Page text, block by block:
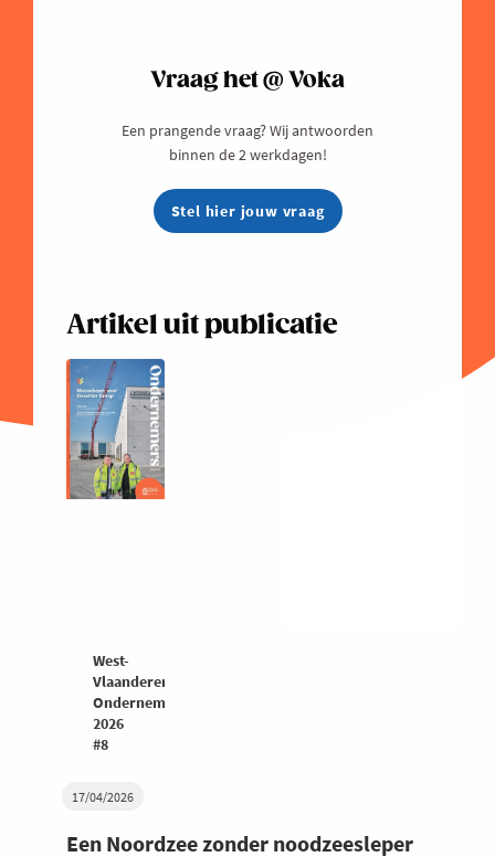
17/04/2026
Een Noordzee zonder noodzeesleper
Vraag het @ Voka
Een prangende vraag? Wij antwoorden
binnen de 2 werkdagen!
Stel hier jouw vraag
Artikel uit publicatie
West-
Vlaanderen
Ondernemers
2026
#8